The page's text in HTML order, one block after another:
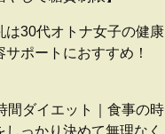
は30代オトナ女子の健康
サポートにおすすめ！
間ダイエット｜食事の時